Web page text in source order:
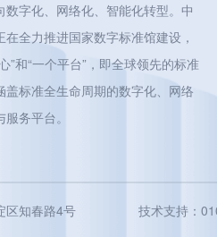
数字化、网络化、智能化转型。中
全力推进国家数字标准馆建设，
”和“一个平台”，即全球领先的标准
盖标准全生命周期的数字化、网络
务平台。
区知春路4号 技术支持：